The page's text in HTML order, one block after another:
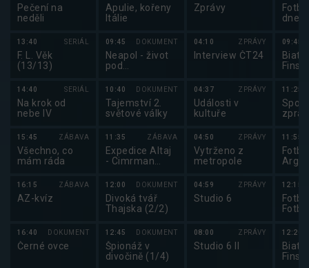
Pečení na
neděli
13:40 SERIÁL
F. L. Věk
(13/13)
14:40 SERIÁL
Na krok od
nebe IV
15:45 ZÁBAVA
Všechno, co
mám ráda
16:15 ZÁBAVA
AZ-kvíz
16:40 DOKUMENT
Černé ovce
Apulie, kořeny
Itálie
09:45 DOKUMENT
Neapol - život
pod
hrozbou
10:40 DOKUMENT
Tajemství 2.
světové války
11:35 ZÁBAVA
Expedice Altaj
- Cimrman
12:00 DOKUMENT
Divoká tvář
Thajska (2/2)
12:45 DOKUMENT
Špionáž v
divočině (1/4)
Zprávy
04:10 ZPRÁVY
Interview ČT24
04:37 ZPRÁVY
Události v
kultuře
04:50 ZPRÁVY
Vytrženo z
metropole
04:59 ZPRÁVY
Studio 6
08:00 ZPRÁVY
Studio 6 II
dne
09:45
11:25
11:55
12:15
12:20